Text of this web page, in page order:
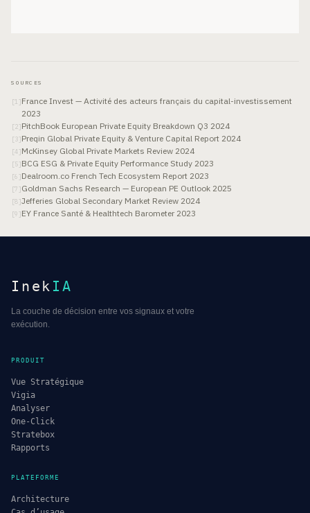
SOURCES
[1 ]France Invest — Activité des acteurs français du capital-investissement
2023
[2]PitchBook European Private Equity Breakdown Q3 2024
[ 3]Preqin Global Private Equity & Venture Capital Report 2024
[4 ]McKinsey Global Private Markets Review 2024
[5]BCG ESG & Private Equity Performance Study 2023
[6 ]Dealroom.co French Tech Ecosystem Report 2023
[7 ]Goldman Sachs Research — European PE Outlook 2025
[8]Jefferies Global Secondary Market Review 2024
[9 ]EY France Santé & Healthtech Barometer 2023
Inek IA
La couche de décision entre vos signaux et votre
exécution.
PRODUIT
Vue Stratégique
Vigia
Analyser
One-Click
Stratebox
Rapports
PLATEFORME
Architecture